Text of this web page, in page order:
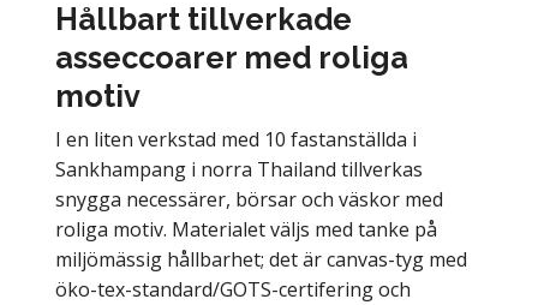
Hållbart tillverkade
asseccoarer med roliga
motiv
I en liten verkstad med 10 fastanställda i
Sankhampang i norra Thailand tillverkas
snygga necessärer, börsar och väskor med
roliga motiv. Materialet väljs med tanke på
miljömässig hållbarhet; det är canvas-tyg med
öko-tex-standard/GOTS-certifering och